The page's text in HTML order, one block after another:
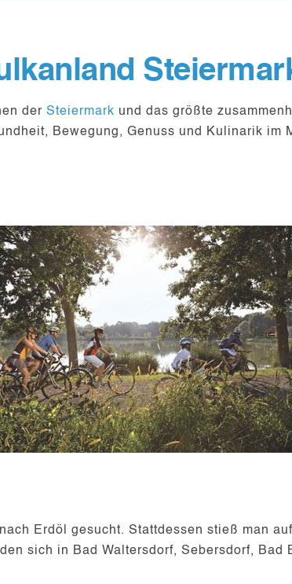
der Steiermark und das größte
Bewegung, Genuss und Kulinarik im
Erdöl gesucht. Stattdessen stieß man
sich in Bad Waltersdorf, Sebersdorf, Bad